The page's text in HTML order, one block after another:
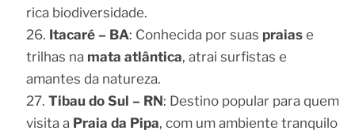
rica biodiversidade.
Itacaré – BA: Conhecida por suas praiase
trilhas na mata atlântica, atrai surfistas e
amantes da natureza.
Tibau do Sul – RN: Destino popular para quem
visita a Praia da Pipa, com um ambiente tranquilo